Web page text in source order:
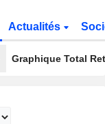
Actualités
Graphique Total